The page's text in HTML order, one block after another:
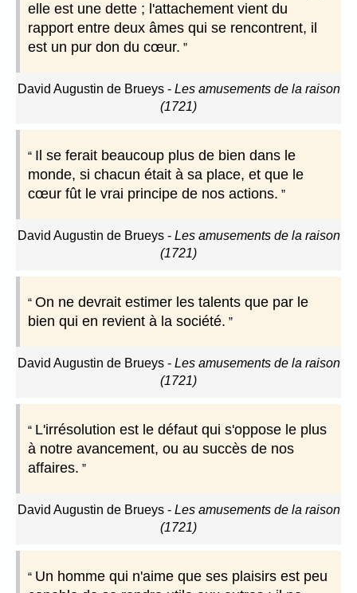
elle est une dette ; l'attachement vient du
rapport entre deux âmes qui se rencontrent, il
est un pur don du cœur.
David Augustin de Brueys- Les amusements de la raison
(1721)
Il se ferait beaucoup plus de bien dans le
monde, si chacun était à sa place, et que le
cœur fût le vrai principe de nos actions.
David Augustin de Brueys- Les amusements de la raison
(1721)
On ne devrait estimer les talents que par le
bien qui en revient à la société.
David Augustin de Brueys- Les amusements de la raison
(1721)
L'irrésolution est le défaut qui s'oppose le plus
à notre avancement, ou au succès de nos
affaires.
David Augustin de Brueys- Les amusements de la raison
(1721)
Un homme qui n'aime que ses plaisirs est peu